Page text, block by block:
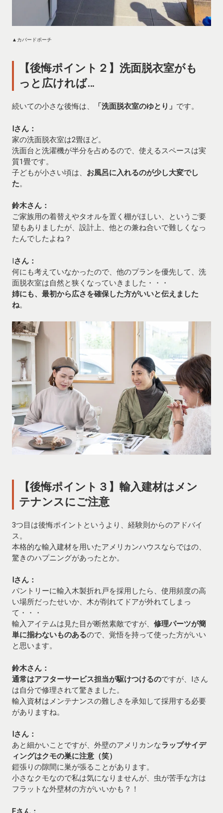
▲カバードポーチ
【後悔ポイント２】洗面脱衣室がも
っと広ければ…
続いての小さな後悔は、 「洗面脱衣室のゆとり」 です。
Iさん：
家の洗面脱衣室は2畳ほど。
洗面台と洗濯機が半分を占めるので、使えるスペースは実
質1畳です。
子どもが小さい頃は、 お風呂に入れるのが少し大変でし
た。
鈴木さん：
ご家族用の着替えやタオルを置く棚がほしい、というご要
望もありましたが、設計上、他との兼ね合いで難しくなっ
たんでしたよね？
Iさん：
何にも考えていなかったので、他のプランを優先して、洗
面脱衣室は自然と狭くなっていきました・・・
姉にも、最初から広さを確保した方がいいと伝えました
ね。
【後悔ポイント３】輸入建材はメン
テナンスにご注意
3つ目は後悔ポイントというより、経験則からのアドバイ
ス。
本格的な輸入建材を用いたアメリカンハウスならではの、
驚きのハプニングがあったとか。
Iさん：
パントリーに輸入木製折れ戸を採用したら、使用頻度の高
い場所だったせいか、木が削れてドアが外れてしまっ
て・・・
輸入アイテムは見た目が断然素敵ですが、 修理パーツが簡
単に揃わないものあるので、覚悟を持って使った方がいい
と思います。
鈴木さん：
通常はアフターサービス担当が駆けつけるのですが、Iさん
は自分で修理されて驚きました。
輸入資材はメンテナンスの難しさを承知して採用する必要
がありますね。
Iさん：
あと細かいことですが、外壁のアメリカンなラップサイデ
ィングはクモの巣に注意（笑）
鎧張りの隙間に巣が張ることがあります。
小さなクモなので私は気になりませんが、虫が苦手な方は
フラットな外壁材の方がいいかも？！